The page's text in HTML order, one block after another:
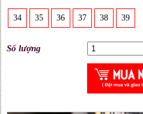
34 35 36 37 38 39
Số lượng